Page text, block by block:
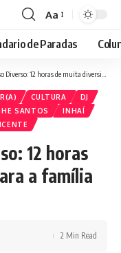
Font
Resizer
Aa
de Paradas
de muita diversidade para a família toda em São Vicente
CULTURA
DJ
SANTOS
INHAÍ
12 horas
a família
2 Min Read